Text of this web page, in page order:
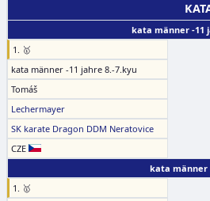
kata männer -11
1. 🥇
kata männer -11 jahre 8.-7.kyu
Tomáš
Lechermayer
SK karate Dragon DDM Neratovice
CZE
kata männer
1. 🥇